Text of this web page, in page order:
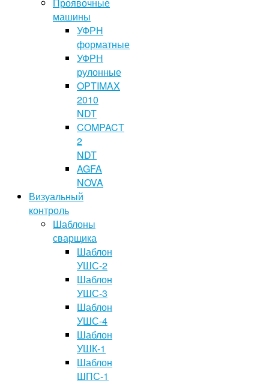
машины
УФРН
форматные
УФРН
рулонные
OPTIMAX
2010
NDT
COMPACT
2
NDT
AGFA
NOVA
Визуальный
контроль
Шаблоны
сварщика
Шаблон
УШС-2
Шаблон
УШС-3
Шаблон
УШС-4
Шаблон
УШК-1
Шаблон
ШПС-1